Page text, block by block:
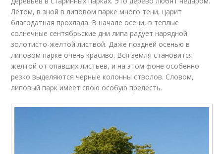
Летом, в зной в липовом парке много тени, царит
благодатная прохлада. В начале осени, в теплые
солнечные сентябрьские дни липа радует нарядной
золотисто-желтой листвой. Даже поздней осенью в
липовом парке очень красиво. Вся земля становится
желтой от опавших листьев, и на этом фоне особенно
резко выделяются черные колонны стволов. Словом,
липовый парк имеет свою особую прелесть.